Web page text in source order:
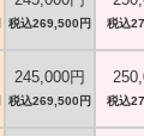
税込269,500円 税込
245,000円
税込269,500円 税込